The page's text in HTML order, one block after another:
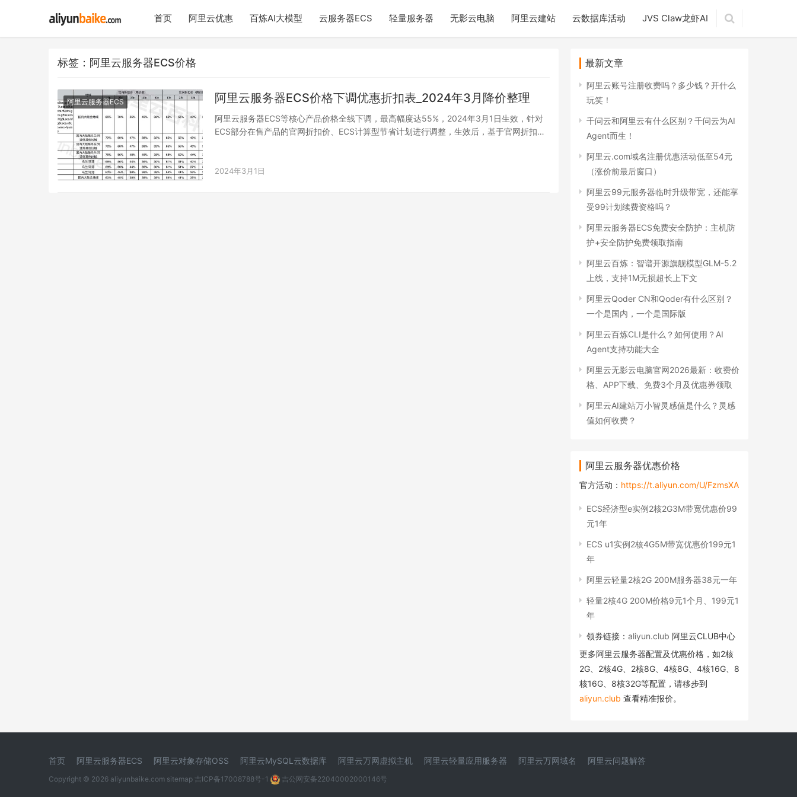
首页 阿里云优惠 百炼AI大模型 云服务器ECS 轻量服务器 无影云电脑 阿里云建站 云数据库活动 JVS Claw龙虾AI
标签：阿里云服务器ECS价格
阿里云服务器ECS 阿里云服务器ECS价格下调优惠折扣表_2024年3月降价整理
阿里云服务器ECS等核心产品价格全线下调，最高幅度达55%，2024年3月1日生效，针对
ECS部分在售产品的官网折扣价、ECS计算型节省计划进行调整，生效后，基于官网折扣价
2024年3月1日
最新文章
阿里云账号注册收费吗？多少钱？开什么
玩笑！
千问云和阿里云有什么区别？千问云为AI
Agent而生！
阿里云.com域名注册优惠活动低至54元
（涨价前最后窗口）
阿里云99元服务器临时升级带宽，还能享
受99计划续费资格吗？
阿里云服务器ECS免费安全防护：主机防
护+安全防护免费领取指南
阿里云百炼：智谱开源旗舰模型GLM-5.2
上线，支持1M无损超长上下文
阿里云Qoder CN和Qoder有什么区别？
一个是国内，一个是国际版
阿里云百炼CLI是什么？如何使用？AI
Agent支持功能大全
阿里云无影云电脑官网2026最新：收费价
格、APP下载、免费3个月及优惠券领取
阿里云AI建站万小智灵感值是什么？灵感
值如何收费？
阿里云服务器优惠价格
官方活动： https://t.aliyun.com/U/FzmsXA
ECS经济型e实例2核2G3M带宽优惠价99
元1年
ECS u1实例2核4G5M带宽优惠价199元1
年
阿里云轻量2核2G 200M服务器38元一年
轻量2核4G 200M价格9元1个月、199元1
年
领券链接： aliyun.club 阿里云CLUB中心
更多阿里云服务器配置及优惠价格，如2核
2G、2核4G、2核8G、4核8G、4核16G、8
核16G、8核32G等配置，请移步到
aliyun.club 查看精准报价。
首页 阿里云服务器ECS 阿里云对象存储OSS 阿里云MySQL云数据库 阿里云万网虚拟主机 阿里云轻量应用服务器 阿里云万网域名 阿里云问题解答
Copyright © 2026 aliyunbaike.com sitemap 吉ICP备17008788号-1 吉公网安备22040002000146号